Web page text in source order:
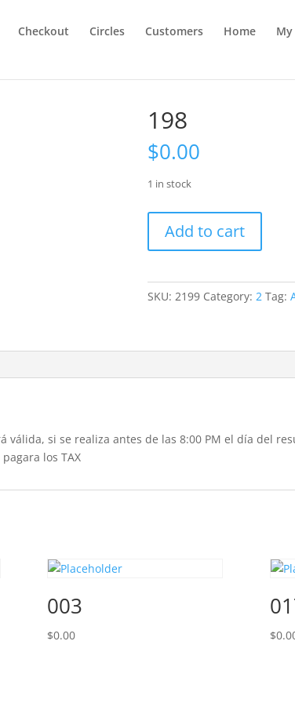
Checkout Circles Customers Home
198
$0.00
1 in stock
quantity
Add to cart
SKU:2199 Category:2 Tag:
válida, si se realiza antes de las 8:00 PM el día del
los TAX
003
$0.00 $